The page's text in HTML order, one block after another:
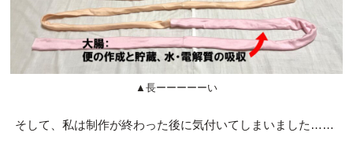
▲長ーーーーーい
そして、私は制作が終わった後に気付いてしまいました……